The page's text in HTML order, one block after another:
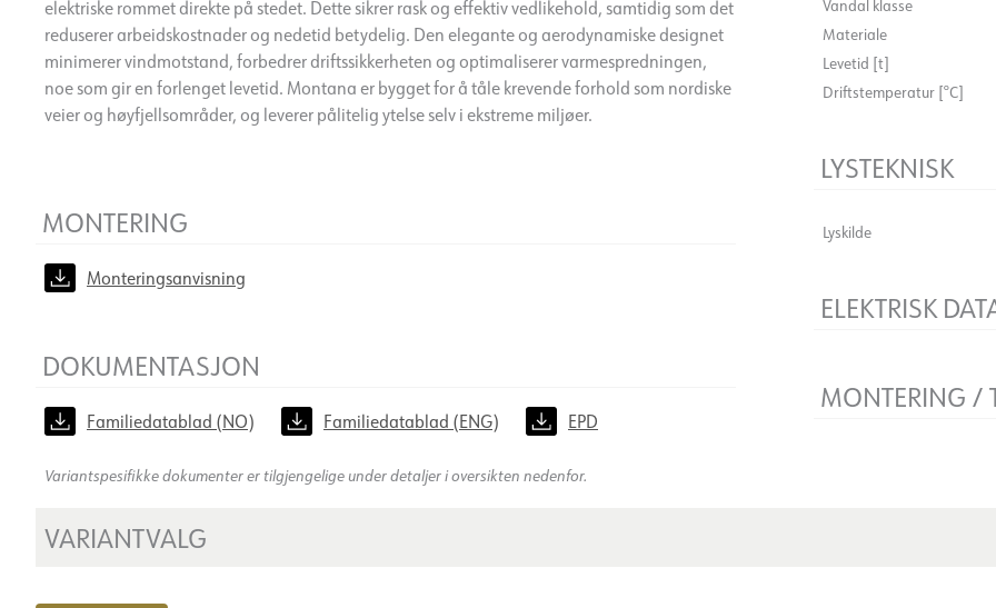
elektriske rommet direkte på stedet. Dette sikrer rask og effektiv vedlikehold, samtidig som det
reduserer arbeidskostnader og nedetid betydelig. Den elegante og aerodynamiske designet
minimerer vindmotstand, forbedrer driftssikkerheten og optimaliserer varmespredningen,
noe som gir en forlenget levetid. Montana er bygget for å tåle krevende forhold som nordiske
veier og høyfjellsområder, og leverer pålitelig ytelse selv i ekstreme miljøer.
MONTERING
Monteringsanvisning
DOKUMENTASJON
Familiedatablad (NO) Familiedatablad (ENG) EPD
Variantspesifikke dokumenter er tilgjengelige under detaljer i oversikten nedenfor.
Vandal klasse
Materiale
Levetid [t]
Driftstemperatur [°C]
LYSTEKNISK
Lyskilde
ELEKTRISK
Spenning [V]
Isolasjonsklasse
MONTERING /
VARIANTVALG